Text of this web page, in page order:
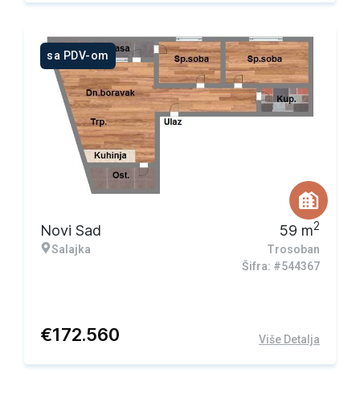
sa PDV-om
Novi Sad
Salajka
59 m2
Trosoban
Šifra: #544367
€172.560 Više Detalja